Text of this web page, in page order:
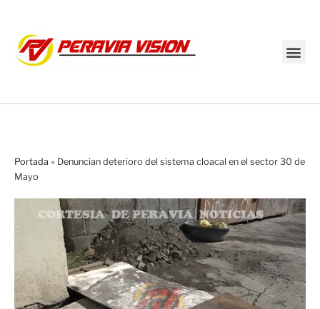
Portada » Denuncian deterioro del sistema cloacal en el sector 30 de
Mayo